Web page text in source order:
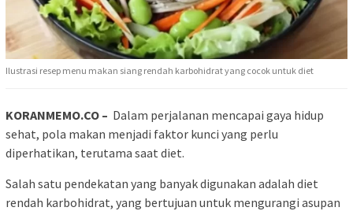
Ilustrasi resep menu makan siang rendah karbohidrat yang cocok untuk diet
KORANMEMO.CO – Dalam perjalanan mencapai gaya hidup
sehat, pola makan menjadi faktor kunci yang perlu
diperhatikan, terutama saat diet.
Salah satu pendekatan yang banyak digunakan adalah diet
rendah karbohidrat, yang bertujuan untuk mengurangi asupan